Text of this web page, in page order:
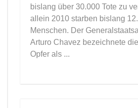
bislang über 30.000 Tote zu
allein 2010 starben bislang
Menschen. Der
Arturo Chavez bezeichnete
Opfer als ...